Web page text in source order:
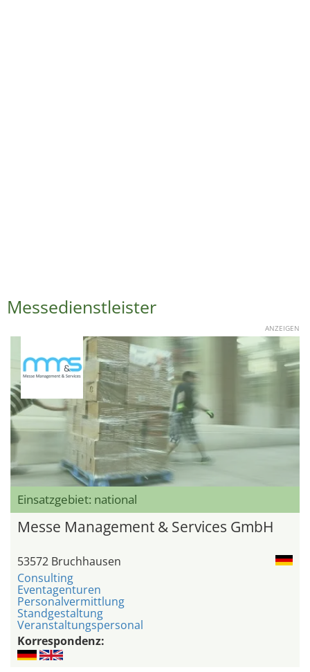
Messedienstleister
ANZEIGEN
Einsatzgebiet: national
Messe Management & Services GmbH
53572 Bruchhausen
Consulting
Eventagenturen
Personalvermittlung
Standgestaltung
Veranstaltungspersonal
Korrespondenz: